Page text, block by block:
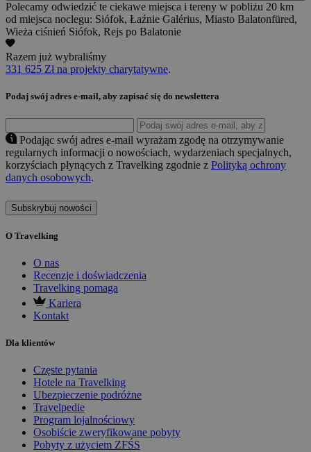
Polecamy odwiedzić te ciekawe miejsca i tereny w pobliżu 20 km
od miejsca noclegu: Siófok, Łaźnie Galérius, Miasto Balatonfüred,
Wieża ciśnień Siófok, Rejs po Balatonie
Razem już wybraliśmy
331 625 Zł na projekty charytatywne.
Podaj swój adres e-mail, aby zapisać się do newslettera
Podając swój adres e-mail wyrażam zgodę na otrzymywanie
regularnych informacji o nowościach, wydarzeniach specjalnych,
korzyściach płynących z Travelking zgodnie z Polityką ochrony
danych osobowych.
Subskrybuj nowości
O Travelking
O nas
Recenzje i doświadczenia
Travelking pomaga
Kariera
Kontakt
Dla klientów
Częste pytania
Hotele na Travelking
Ubezpieczenie podróżne
Travelpedie
Program lojalnościowy
Osobiście zweryfikowane pobyty
Pobyty z użyciem ZFŚS